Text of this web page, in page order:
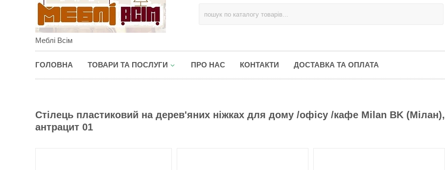
Меблі Всім
ГОЛОВНА ТОВАРИ ТА ПОСЛУГИ ПРО НАС КОНТАКТИ ДОСТАВКА ТА ОПЛАТА
Стілець пластиковий на дерев'яних ніжках для дому /офісу /кафе Milan BK (Мілан),
антрацит 01